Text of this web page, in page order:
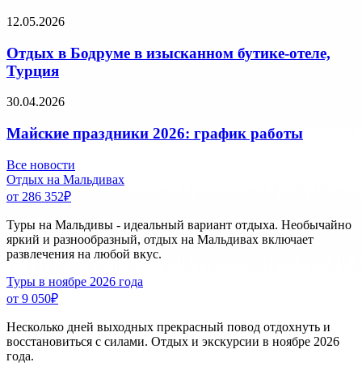
12.05.2026
Отдых в Бодруме в изысканном бутике-отеле,
Турция
30.04.2026
Майские праздники 2026: график работы
Все новости
Отдых на Мальдивах
от 286 352₽
Туры на Мальдивы - идеальный вариант отдыха. Необычайно
яркий и разнообразный, отдых на Мальдивах включает
развлечения на любой вкус.
Туры в ноябре 2026 года
от 9 050₽
Несколько дней выходных прекрасный повод отдохнуть и
восстановиться с силами. Отдых и экскурсии в ноябре 2026
года.